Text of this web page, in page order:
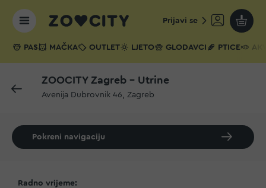
Prijavi se
Moja
PAS MAČKA OUTLET LJETO GLODAVCI PTICE
ZOOCITY Zagreb - Utrine
Avenija Dubrovnik 46, Zagreb
Pokreni navigaciju
Radno vrijeme: